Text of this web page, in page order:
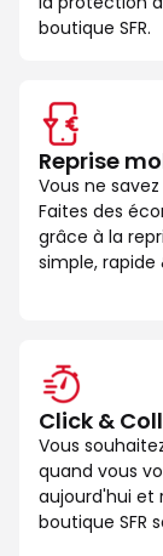
boutique SFR.
Reprise
Vous ne
Faites des
grâce à la
simple, rapide
Click &
Vous
quand vous
aujourd'hui et
boutique SFR